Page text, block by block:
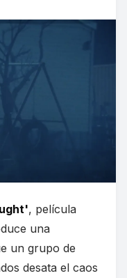
, película
una
un grupo de
desata el caos